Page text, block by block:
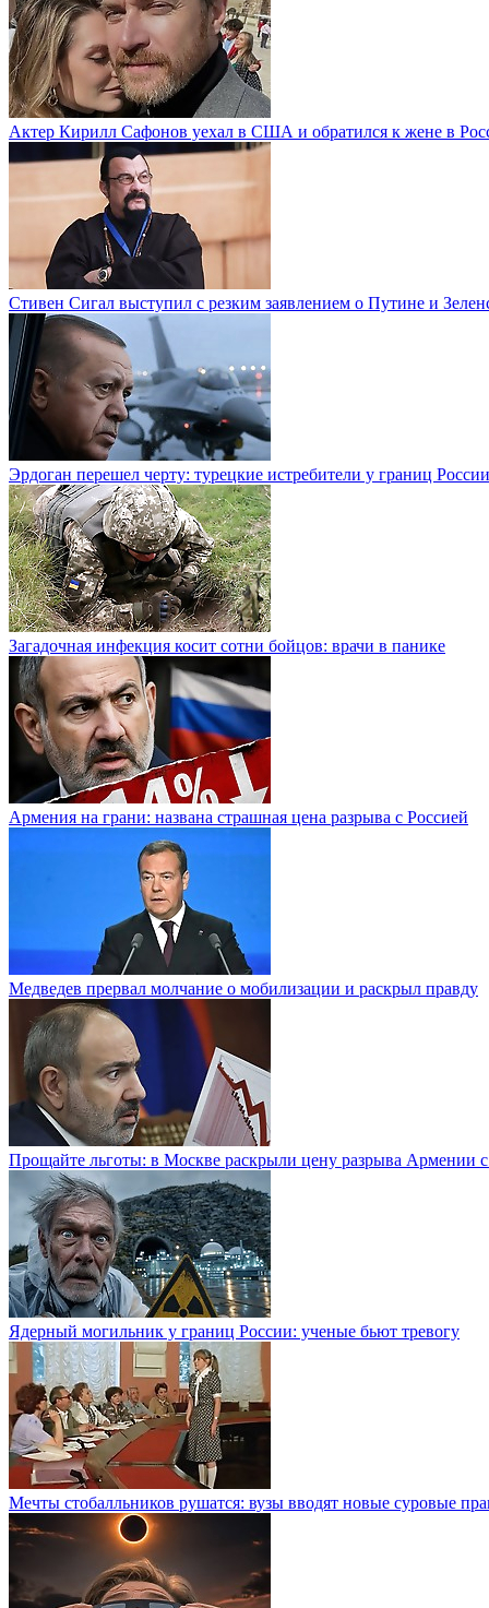
Актер Кирилл Сафонов уехал в США и обратился к жене в
Стивен Сигал выступил с резким заявлением о Путине и
Эрдоган перешел черту: турецкие истребители у границ России
Загадочная инфекция косит сотни бойцов: врачи в панике
Армения на грани: названа страшная цена разрыва с Россией
Медведев прервал молчание о мобилизации и раскрыл правду
Прощайте льготы: в Москве раскрыли цену разрыва Армении с
Ядерный могильник у границ России: ученые бьют тревогу
Мечты стобалльников рушатся: вузы вводят новые суровые